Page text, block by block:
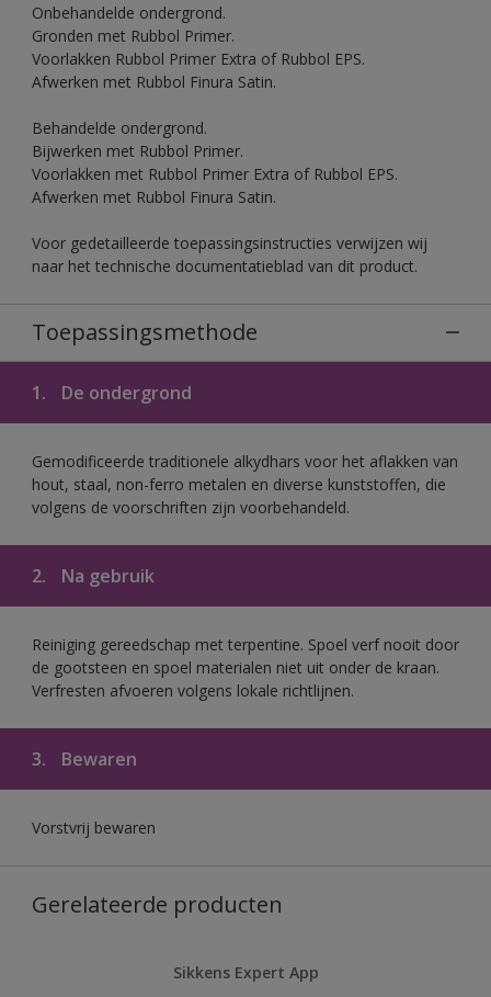
Onbehandelde ondergrond.
Gronden met Rubbol Primer.
Voorlakken Rubbol Primer Extra of Rubbol EPS.
Afwerken met Rubbol Finura Satin.
Behandelde ondergrond.
Bijwerken met Rubbol Primer.
Voorlakken met Rubbol Primer Extra of Rubbol EPS.
Afwerken met Rubbol Finura Satin.
Voor gedetailleerde toepassingsinstructies verwijzen wij
naar het technische documentatieblad van dit product.
Toepassingsmethode
1. De ondergrond
Gemodificeerde traditionele alkydhars voor het aflakken van
hout, staal, non-ferro metalen en diverse kunststoffen, die
volgens de voorschriften zijn voorbehandeld.
2. Na gebruik
Reiniging gereedschap met terpentine. Spoel verf nooit door
de gootsteen en spoel materialen niet uit onder de kraan.
Verfresten afvoeren volgens lokale richtlijnen.
3. Bewaren
Vorstvrij bewaren
Gerelateerde producten
Sikkens Expert App